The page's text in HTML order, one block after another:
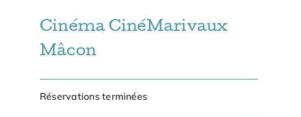
Cinéma CinéMarivaux
Mâcon
Réservations terminées